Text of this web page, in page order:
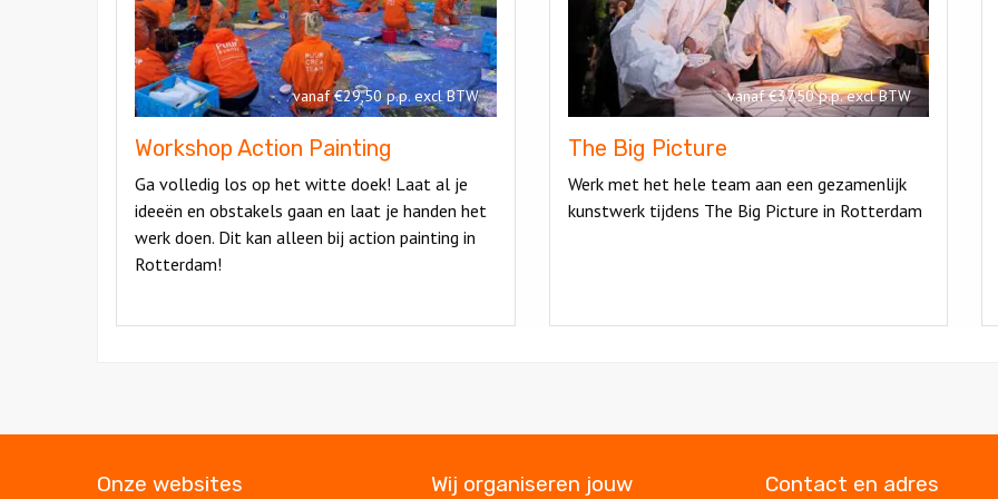
vanaf €29,50 p.p. excl BTW
Workshop Action Painting
Ga volledig los op het witte doek! Laat al je
ideeën en obstakels gaan en laat je handen het
werk doen. Dit kan alleen bij action painting in
Rotterdam!
vanaf €37,50 p.p. excl BTW
The Big Picture
Werk met het hele team aan een gezamenlijk
kunstwerk tijdens The Big Picture in Rotterdam
Onze websites Wij organiseren jouw Contact en adres